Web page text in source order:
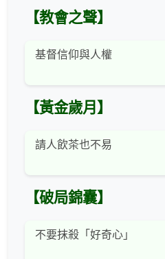
【教會之聲】
基督信仰與人權
【黃金歲月】
請人飲茶也不易
【破局錦囊】
不要抹殺「好奇心」